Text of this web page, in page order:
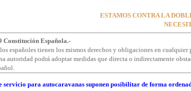
ESTAMOS CONTRA LA
Constitución Española.-
españoles tienen los mismos derechos y obligaciones en
autoridad podrá adoptar medidas que directa o indirectamente
servicio para autocaravanas suponen posibilitar de forma